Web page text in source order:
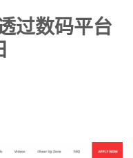
过数码平台